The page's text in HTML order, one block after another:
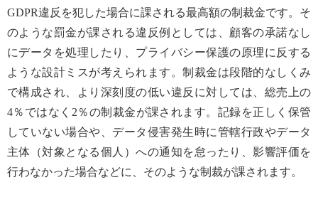
GDPR違反を犯した場合に課される最高額の制裁金です。そ
のような罰金が課される違反例としては、顧客の承諾なし
にデータを処理したり、プライバシー保護の原理に反する
ような設計ミスが考えられます。制裁金は段階的なしくみ
で構成され、より深刻度の低い違反に対しては、総売上の
4％ではなく2％の制裁金が課されます。記録を正しく保管
していない場合や、データ侵害発生時に管轄行政やデータ
主体（対象となる個人）への通知を怠ったり、影響評価を
行わなかった場合などに、そのような制裁が課されます。